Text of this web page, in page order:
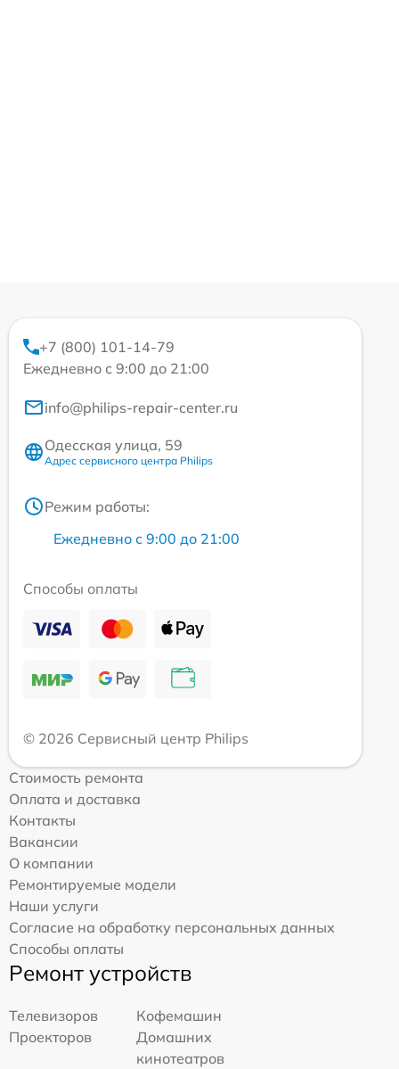
+7 (800) 101-14-79
Ежедневно с 9:00 до 21:00
info@philips-repair-center.ru
Одесская улица, 59
Адрес сервисного центра Philips
Режим работы:
Ежедневно с 9:00 до 21:00
Способы оплаты
© 2026 Сервисный центр Philips
Стоимость ремонта
Оплата и доставка
Контакты
Вакансии
О компании
Ремонтируемые модели
Наши услуги
Согласие на обработку персональных данных
Способы оплаты
Ремонт устройств
Телевизоров
Кофемашин
Проекторов
Домашних
кинотеатров